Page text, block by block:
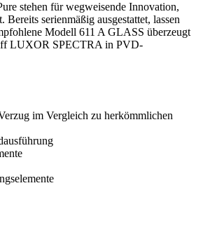
stehen für wegweisende Innovation,
serienmäßig ausgestattet, lassen
Modell 611 A GLASS überzeugt
LUXOR SPECTRA in PVD-
im Vergleich zu herkömmlichen